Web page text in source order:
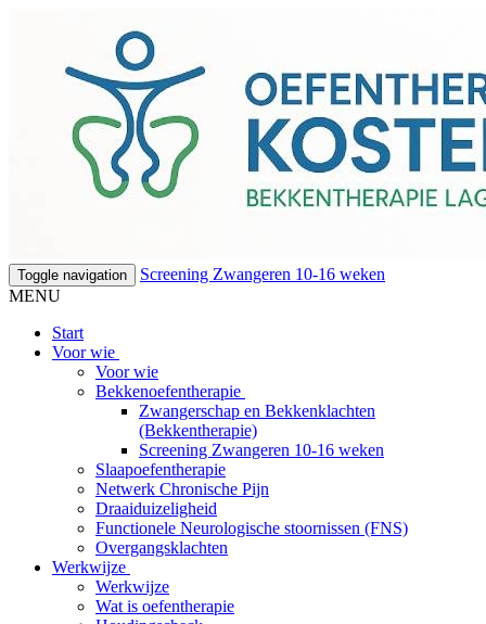
Toggle navigation
Screening Zwangeren 10-16 weken
MENU
Start
Voor wie
Voor wie
Bekkenoefentherapie
Zwangerschap en Bekkenklachten
(Bekkentherapie)
Screening Zwangeren 10-16 weken
Slaapoefentherapie
Netwerk Chronische Pijn
Draaiduizeligheid
Functionele Neurologische stoornissen (FNS)
Overgangsklachten
Werkwijze
Werkwijze
Wat is oefentherapie